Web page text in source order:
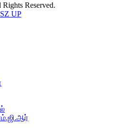
Reserved.
UP